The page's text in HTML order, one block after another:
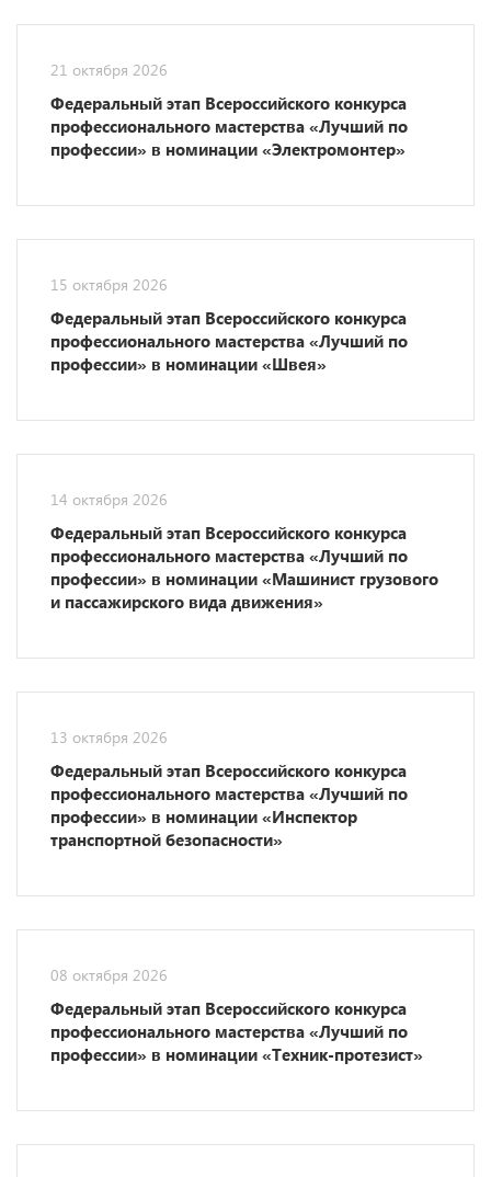
21 октября 2026
Федеральный этап Всероссийского конкурса
профессионального мастерства «Лучший по
профессии» в номинации «Электромонтер»
15 октября 2026
Федеральный этап Всероссийского конкурса
профессионального мастерства «Лучший по
профессии» в номинации «Швея»
14 октября 2026
Федеральный этап Всероссийского конкурса
профессионального мастерства «Лучший по
профессии» в номинации «Машинист грузового
и пассажирского вида движения»
13 октября 2026
Федеральный этап Всероссийского конкурса
профессионального мастерства «Лучший по
профессии» в номинации «Инспектор
транспортной безопасности»
08 октября 2026
Федеральный этап Всероссийского конкурса
профессионального мастерства «Лучший по
профессии» в номинации «Техник-протезист»